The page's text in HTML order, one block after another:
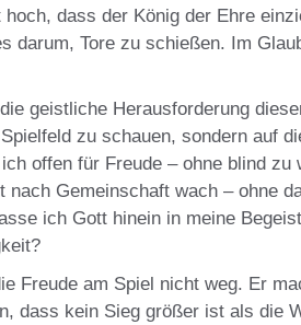
dass der König der Ehre
darum, Tore zu schießen. Im
geistliche Herausforderung
zu schauen, sondern auf
offen für Freude – ohne blind zu
nach Gemeinschaft wach – ohne
ich Gott hinein in meine
Freude am Spiel nicht weg. Er
dass kein Sieg größer ist als die